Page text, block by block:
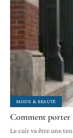
MODE & BEAUTÉ
Comment porter
Le cuir va être une